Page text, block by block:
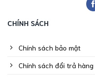
CHÍNH SÁCH
Chính sách bảo mật
Chính sách đổi trả hàng